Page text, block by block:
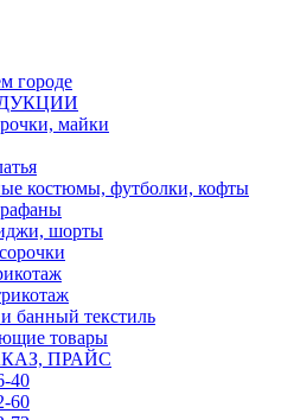
городе
майки
костюмы, футболки, кофты
шорты
банный текстиль
товары
ПРАЙС
40
60